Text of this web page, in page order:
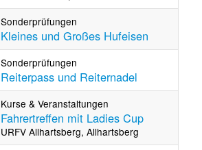
Sonderprüfungen
Kleines und Großes Hufeisen
Sonderprüfungen
Reiterpass und Reiternadel
Kurse & Veranstaltungen
Fahrertreffen mit Ladies Cup
URFV Allhartsberg, Allhartsberg